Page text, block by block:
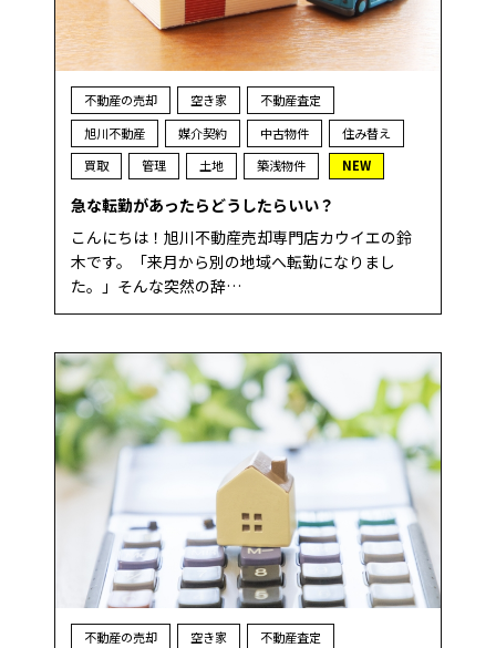
不動産の売却 空き家
不動産査定
旭川不動産
媒介契約 中古物件
住み替え
買取
管理 土地 築浅物件 NEW
急な転勤があったらどうしたらいい？
こんにちは！旭川不動産売却専門店カウイエの鈴
木です。「来月から別の地域へ転勤になりまし
た。」そんな突然の辞…
不動産の売却 空き家
不動産査定